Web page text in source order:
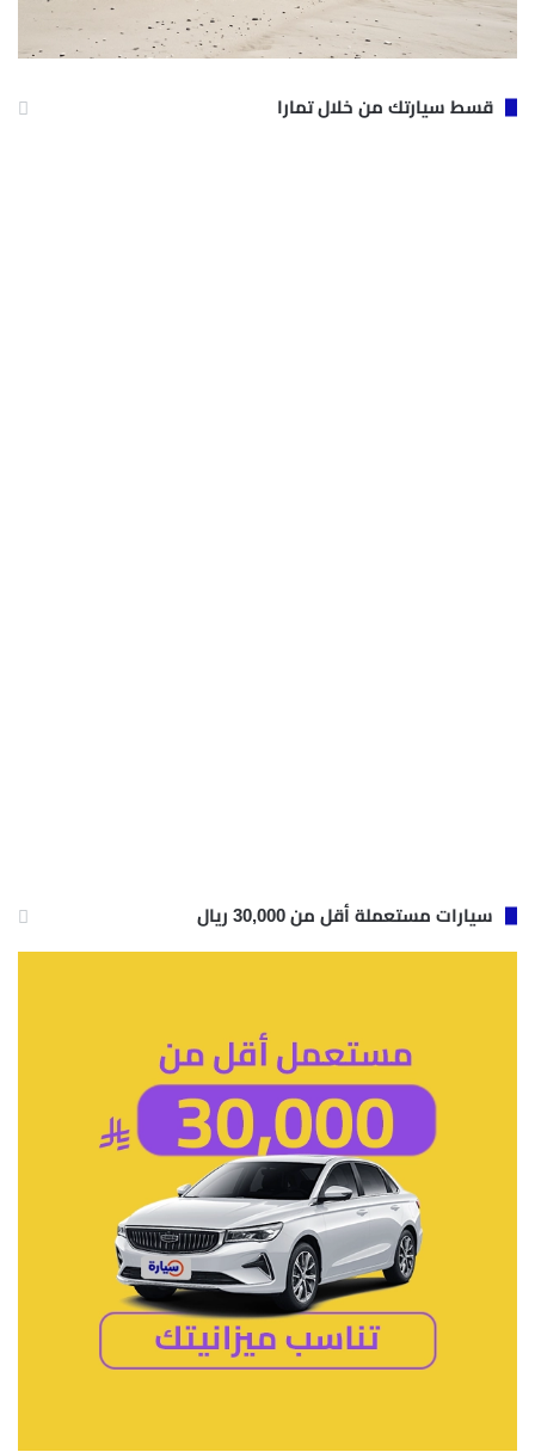
قسط سيارتك من خلال تمارا
سيارات مستعملة أقل من 30,000 ريال